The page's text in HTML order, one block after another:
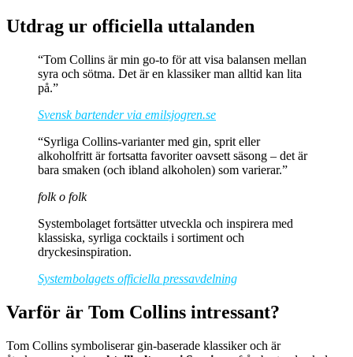
Utdrag ur officiella uttalanden
“Tom Collins är min go-to för att visa balansen mellan
syra och sötma. Det är en klassiker man alltid kan lita
på.”
Svensk bartender via emilsjogren.se
“Syrliga Collins-varianter med gin, sprit eller
alkoholfritt är fortsatta favoriter oavsett säsong – det är
bara smaken (och ibland alkoholen) som varierar.”
folk o folk
Systembolaget fortsätter utveckla och inspirera med
klassiska, syrliga cocktails i sortiment och
dryckesinspiration.
Systembolagets officiella pressavdelning
Varför är Tom Collins intressant?
Tom Collins symboliserar gin-baserade klassiker och är